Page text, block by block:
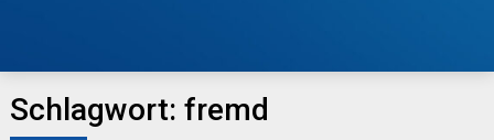
Schlagwort: fremd